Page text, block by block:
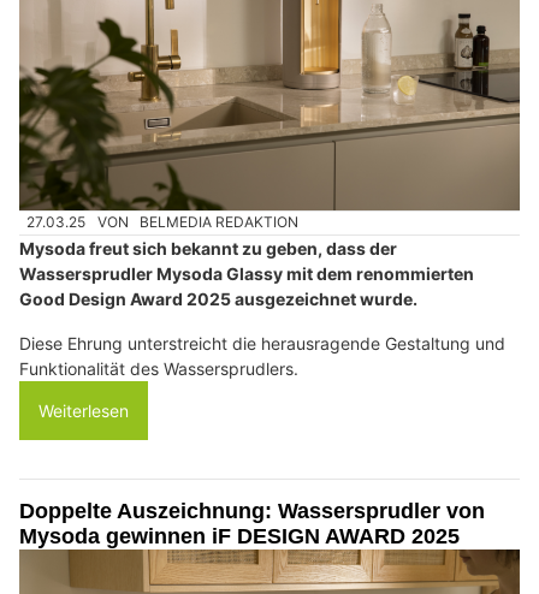
27.03.25 VON BELMEDIA REDAKTION
Mysoda freut sich bekannt zu geben, dass der
Wassersprudler Mysoda Glassy mit dem renommierten
Good Design Award 2025 ausgezeichnet wurde.
Diese Ehrung unterstreicht die herausragende Gestaltung und
Funktionalität des Wassersprudlers.
Weiterlesen
Doppelte Auszeichnung: Wassersprudler von
Mysoda gewinnen iF DESIGN AWARD 2025